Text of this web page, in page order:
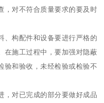
，对不符合质量要求的要及时
、构配件和设备要进行严格的
在施工过程中，要加强对隐蔽
验和验收，未经检验或检验不
，对已完成的部分要做好成品